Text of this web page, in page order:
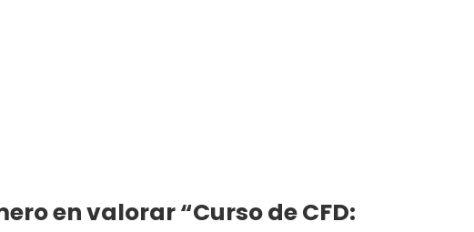
en valorar “Curso de CFD: